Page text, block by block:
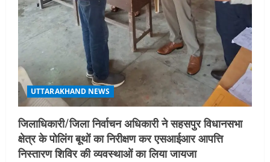
UTTARAKHAND NEWS
जिलाधिकारी/जिला निर्वाचन अधिकारी ने सहसपुर विधानसभा
क्षेत्र के पोलिंग बूथों का निरीक्षण कर एसआईआर आपत्ति
निस्तारण शिविर की व्यवस्थाओं का लिया जायजा